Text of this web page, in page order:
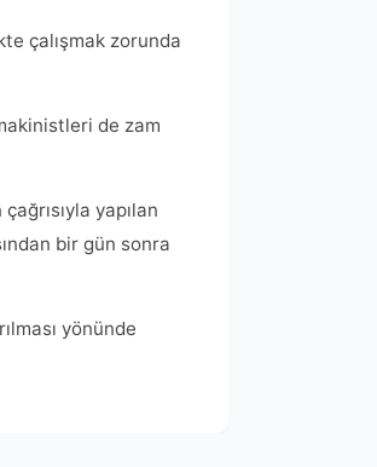
çalışmak zorunda
de zam
yapılan
bir gün sonra
yönünde